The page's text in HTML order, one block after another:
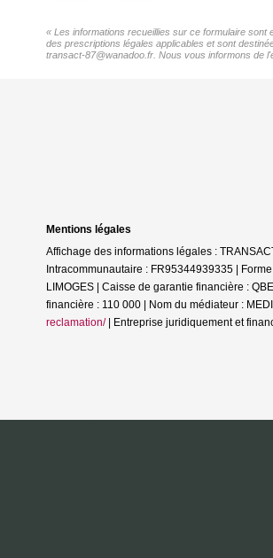
« Les informations recueillies sur ce formulaire
des prescriptions légales applicables et sont
transact-87@wanadoo.fr. Nous vous informons de
Mentions légales
Affichage des informations légales :
Intracommunautaire : FR95344939335 |
LIMOGES | Caisse de garantie financière :
financière : 110 000 | Nom du médiateur :
reclamation/| Entreprise juridiquement et